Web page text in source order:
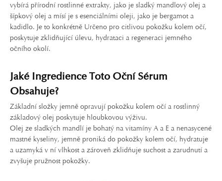
vybírá přírodní rostlinné extrakty, jako je sladký mandlový olej a
šípkový olej a mísí je s esenciálními oleji, jako je bergamot a
kadidlo. Je to konkrétně Určeno pro citlivou pokožku kolem očí,
poskytuje zklidňující úlevu, hydrataci a regeneraci jemného
očního okolí.
Jaké Ingredience Toto Oční Sérum
Obsahuje?
Základní složky jemně opravují pokožku kolem očí a rostlinný
základový olej poskytuje hloubkovou výživu.
Olej ze sladkých mandlí je bohatý na vitamíny A a E a nenasycené
mastné kyseliny, jemně proniká do pokožky kolem očí, hydratuje
a uzamyká v ní vlhkost a zároveň zklidňuje suchost a zarudnutí a
zvyšuje pružnost pokožky.